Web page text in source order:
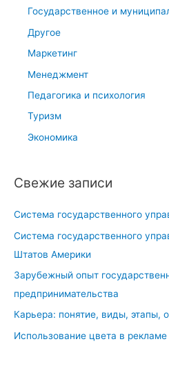
Государственное и
Другое
Маркетинг
Менеджмент
Педагогика и психология
Туризм
Экономика
Свежие записи
Система государственного
Система государственного
Штатов Америки
Зарубежный опыт
предпринимательства
Карьера: понятие, виды, этапы,
Использование цвета в рекламе